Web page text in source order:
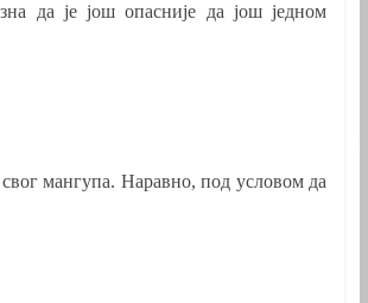
да је још опасније да још једном
свог мангупа. Наравно, под условом да